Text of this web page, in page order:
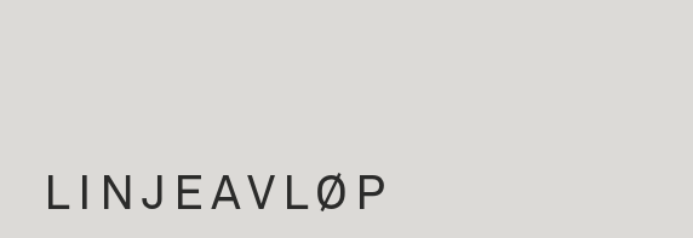
LINJEAVLØP